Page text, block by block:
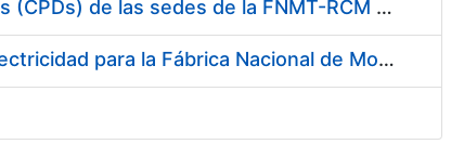
Conexión mediante Fibra Óptica de los Centros de Proceso de Datos (CPDs) de las sedes de la FNMT-RCM de Burgos y Madrid
Contratación de acuerdo marco para el Suministro de Material de Electricidad para la Fábrica Nacional de Moneda y Timbre-Real Casa de la Moneda en su centro de trabajo de Burgos